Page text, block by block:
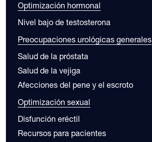
Optimización hormonal
Nivel bajo de testosterona
Preocupaciones urológicas generales
Salud de la próstata
Salud de la vejiga
Afecciones del pene y el escroto
Optimización sexual
Disfunción eréctil
Recursos para pacientes